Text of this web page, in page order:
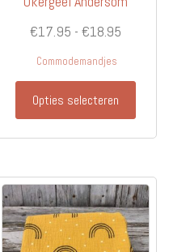
€17.95 - €18.95
Commodemandjes
Opties selecteren
Dit
Deze
optie
kan